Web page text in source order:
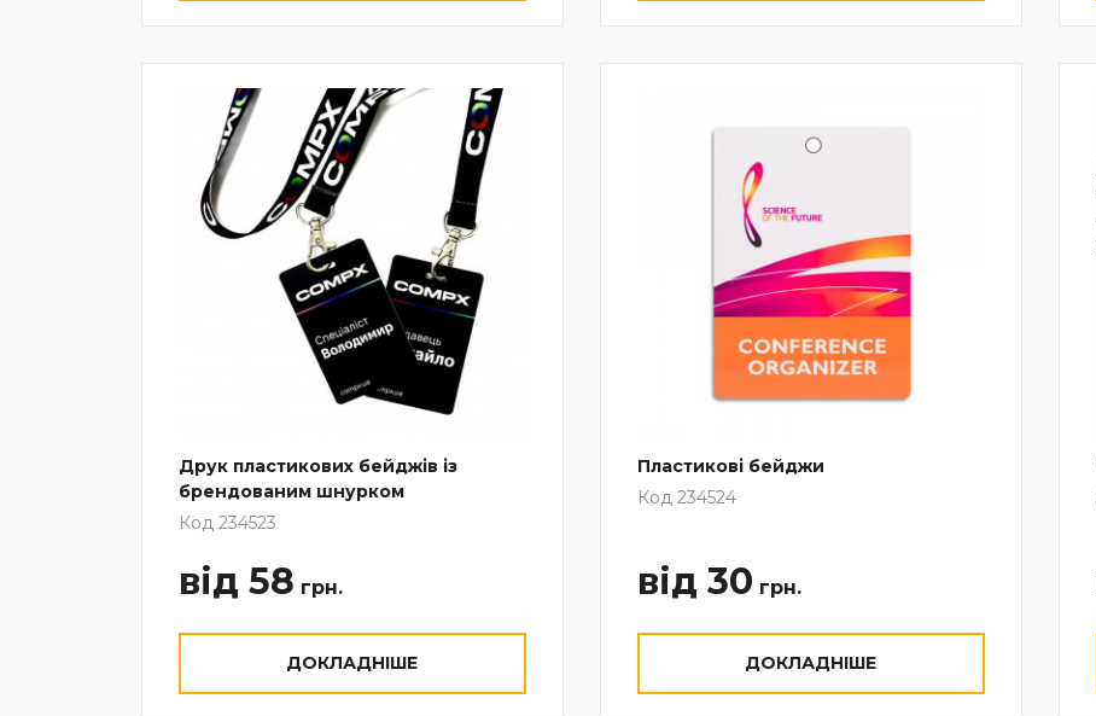
Друк пластикових бейджів із
брендованим шнурком
Код 234523
від 58 грн.
ДОКЛАДНІШЕ
Пластикові бейджи
Код 234524
від 30 грн.
ДОКЛАДНІШЕ